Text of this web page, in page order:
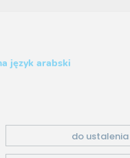
język arabski
do ustalenia